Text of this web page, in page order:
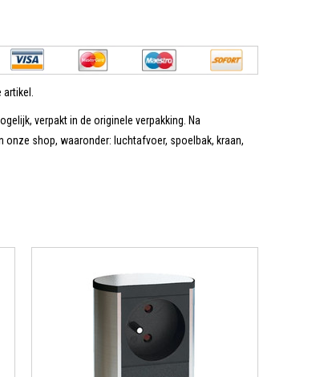
verpakt in de originele verpakking. Na
shop, waaronder: luchtafvoer, spoelbak, kraan,